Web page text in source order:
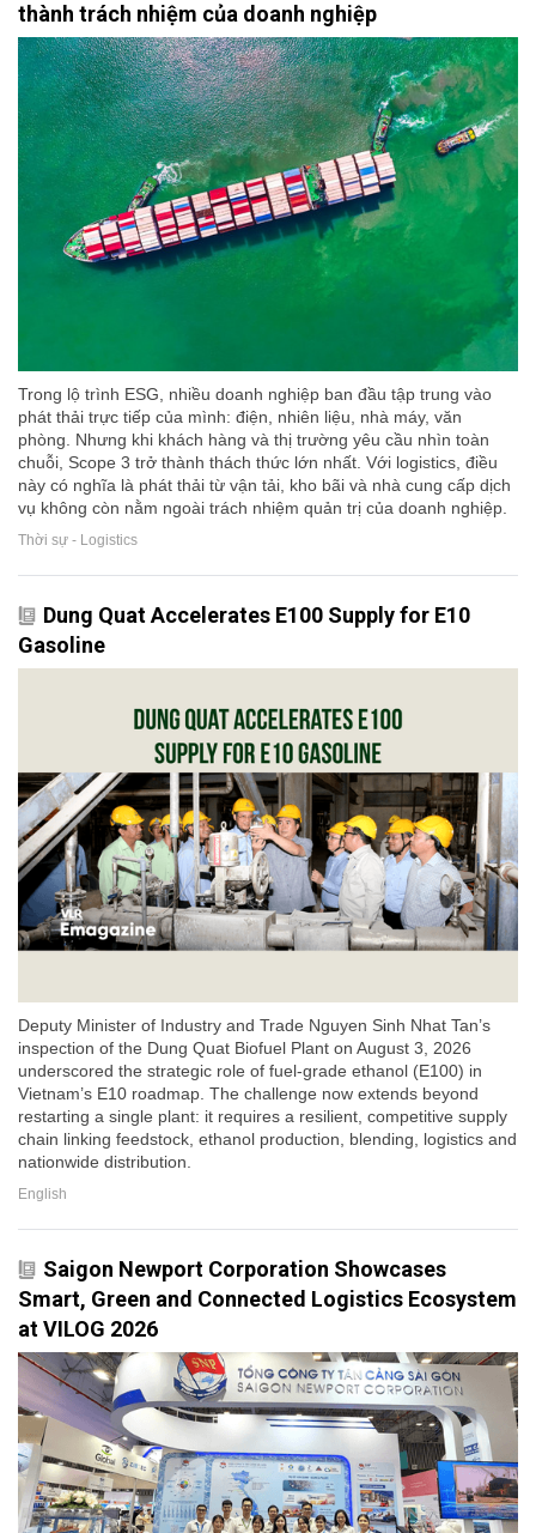
thành trách nhiệm của doanh nghiệp
Trong lộ trình ESG, nhiều doanh nghiệp ban đầu tập trung vào
phát thải trực tiếp của mình: điện, nhiên liệu, nhà máy, văn
phòng. Nhưng khi khách hàng và thị trường yêu cầu nhìn toàn
chuỗi, Scope 3 trở thành thách thức lớn nhất. Với logistics, điều
này có nghĩa là phát thải từ vận tải, kho bãi và nhà cung cấp dịch
vụ không còn nằm ngoài trách nhiệm quản trị của doanh nghiệp.
Thời sự - Logistics
Dung Quat Accelerates E100 Supply for E10
Gasoline
Deputy Minister of Industry and Trade Nguyen Sinh Nhat Tan’s
inspection of the Dung Quat Biofuel Plant on August 3, 2026
underscored the strategic role of fuel-grade ethanol (E100) in
Vietnam’s E10 roadmap. The challenge now extends beyond
restarting a single plant: it requires a resilient, competitive supply
chain linking feedstock, ethanol production, blending, logistics and
nationwide distribution.
English
Saigon Newport Corporation Showcases
Smart, Green and Connected Logistics Ecosystem
at VILOG 2026